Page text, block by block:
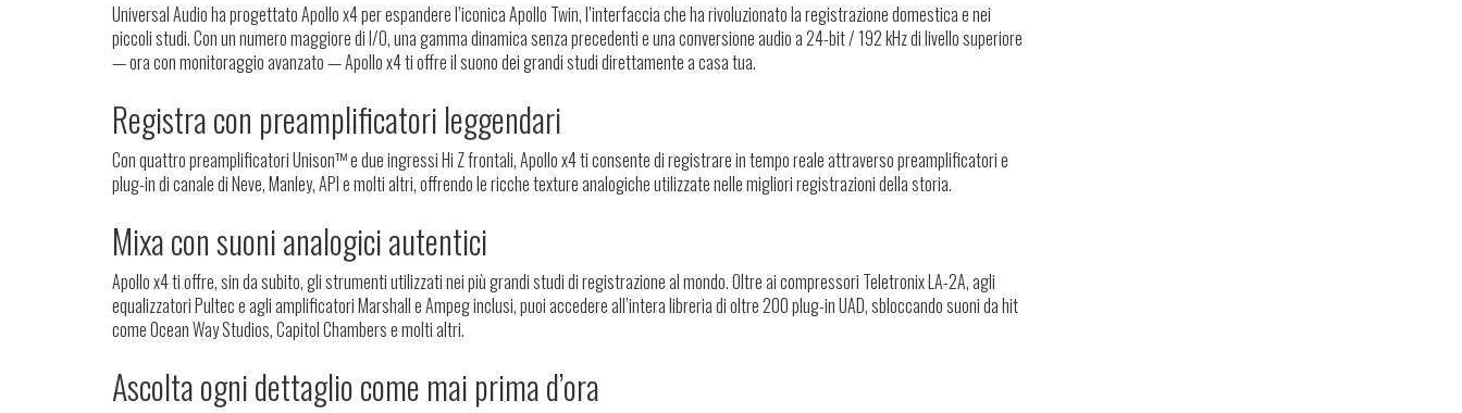
Universal Audio ha progettato Apollo x4 per espandere l’iconica Apollo Twin, l’interfaccia che ha rivoluzionato la registrazione domestica e nei
piccoli studi. Con un numero maggiore di I/O, una gamma dinamica senza precedenti e una conversione audio a 24-bit / 192 kHz di livello superiore
— ora con monitoraggio avanzato — Apollo x4 ti offre il suono dei grandi studi direttamente a casa tua.
Registra con preamplificatori leggendari
Con quattro preamplificatori Unison™ e due ingressi Hi Z frontali, Apollo x4 ti consente di registrare in tempo reale attraverso preamplificatori e
plug-in di canale di Neve, Manley, API e molti altri, offrendo le ricche texture analogiche utilizzate nelle migliori registrazioni della storia.
Mixa con suoni analogici autentici
Apollo x4 ti offre, sin da subito, gli strumenti utilizzati nei più grandi studi di registrazione al mondo. Oltre ai compressori Teletronix LA-2A, agli
equalizzatori Pultec e agli amplificatori Marshall e Ampeg inclusi, puoi accedere all’intera libreria di oltre 200 plug-in UAD, sbloccando suoni da hit
come Ocean Way Studios, Capitol Chambers e molti altri.
Ascolta ogni dettaglio come mai prima d’ora